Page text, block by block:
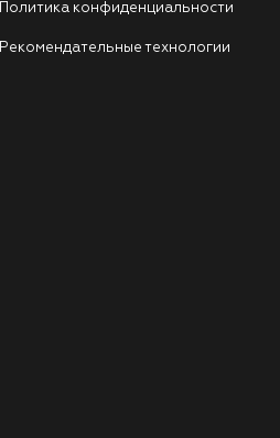
Политика конфиденциальности
Рекомендательные технологии